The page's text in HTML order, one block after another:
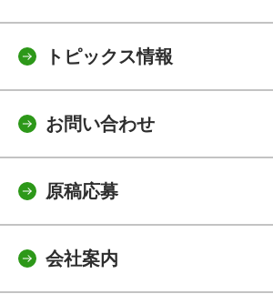
トピックス情報
お問い合わせ
原稿応募
会社案内